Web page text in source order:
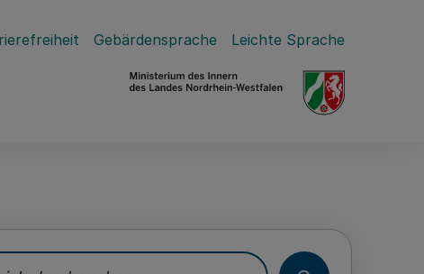
Gebärdensprache Leichte Sprache